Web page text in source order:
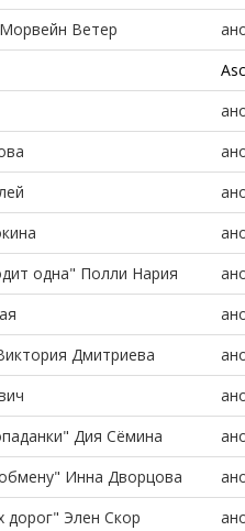
Ветер
одна" Полли Нария
Дмитриева
Дия Сёмина
Инна Дворцова
дорог" Элен Скор